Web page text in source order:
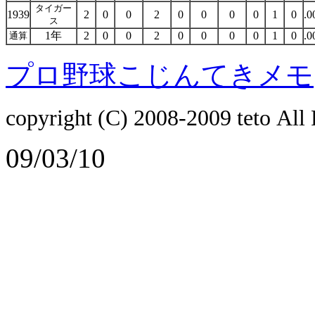
1939
タイガー
ス
2 0 0 2 0 0 0 0 1 0
通算 1年 2 0 0 2 0 0 0 0 1 0
プロ野球こじんてきメモ
copyright (C) 2008-2009 teto All
09/03/10